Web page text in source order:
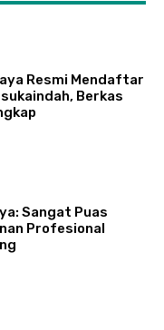
Resmi Mendaftar
Berkas
Sangat Puas
Profesional